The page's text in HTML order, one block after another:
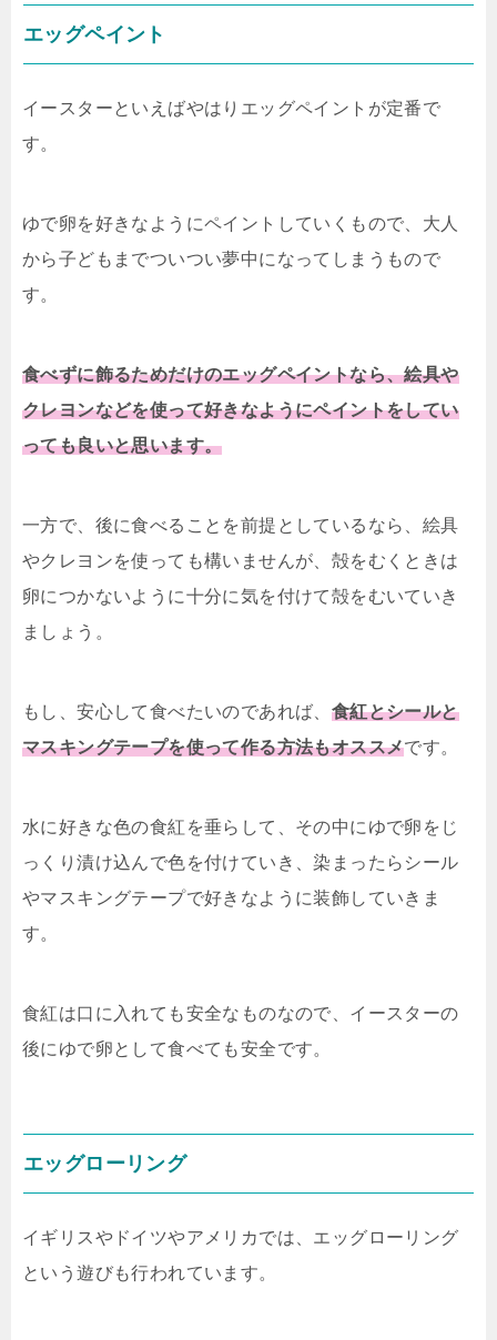
エッグペイント
イースターといえばやはりエッグペイントが定番で
す。
ゆで卵を好きなようにペイントしていくもので、大人
から子どもまでついつい夢中になってしまうもので
す。
食べずに飾るためだけのエッグペイントなら、絵具や
クレヨンなどを使って好きなようにペイントをしてい
っても良いと思います。
一方で、後に食べることを前提としているなら、絵具
やクレヨンを使っても構いませんが、殻をむくときは
卵につかないように十分に気を付けて殻をむいていき
ましょう。
もし、安心して食べたいのであれば、 食紅とシールと
マスキングテープを使って作る方法もオススメです。
水に好きな色の食紅を垂らして、その中にゆで卵をじ
っくり漬け込んで色を付けていき、染まったらシール
やマスキングテープで好きなように装飾していきま
す。
食紅は口に入れても安全なものなので、イースターの
後にゆで卵として食べても安全です。
エッグローリング
イギリスやドイツやアメリカでは、エッグローリング
という遊びも行われています。